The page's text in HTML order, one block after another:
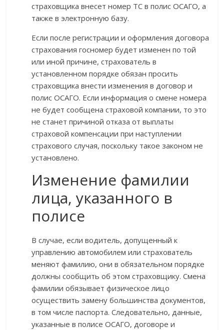
страховщика внесет номер ТС в полис ОСАГО, а
также в электронную базу.
Если после регистрации и оформления договора
страхования госномер будет изменен по той
или иной причине, страхователь в
установленном порядке обязан просить
страховщика внести изменения в договор и
полис ОСАГО. Если информация о смене номера
не будет сообщена страховой компании, то это
не станет причиной отказа от выплаты
страховой компенсации при наступлении
страхового случая, поскольку такое законом не
установлено.
Изменение фамилии
лица, указанного в
полисе
В случае, если водитель, допущенный к
управлению автомобилем или страхователь
меняют фамилию, они в обязательном порядке
должны сообщить об этом страховщику. Смена
фамилии обязывает физическое лицо
осуществить замену большинства документов,
в том числе паспорта. Следовательно, данные,
указанные в полисе ОСАГО, договоре и